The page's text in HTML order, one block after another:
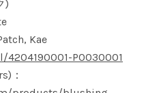
)
Kae
P0030001
：